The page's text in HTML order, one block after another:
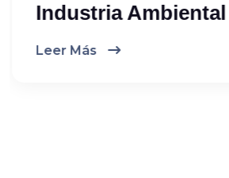
Industria Ambiental
Leer Más